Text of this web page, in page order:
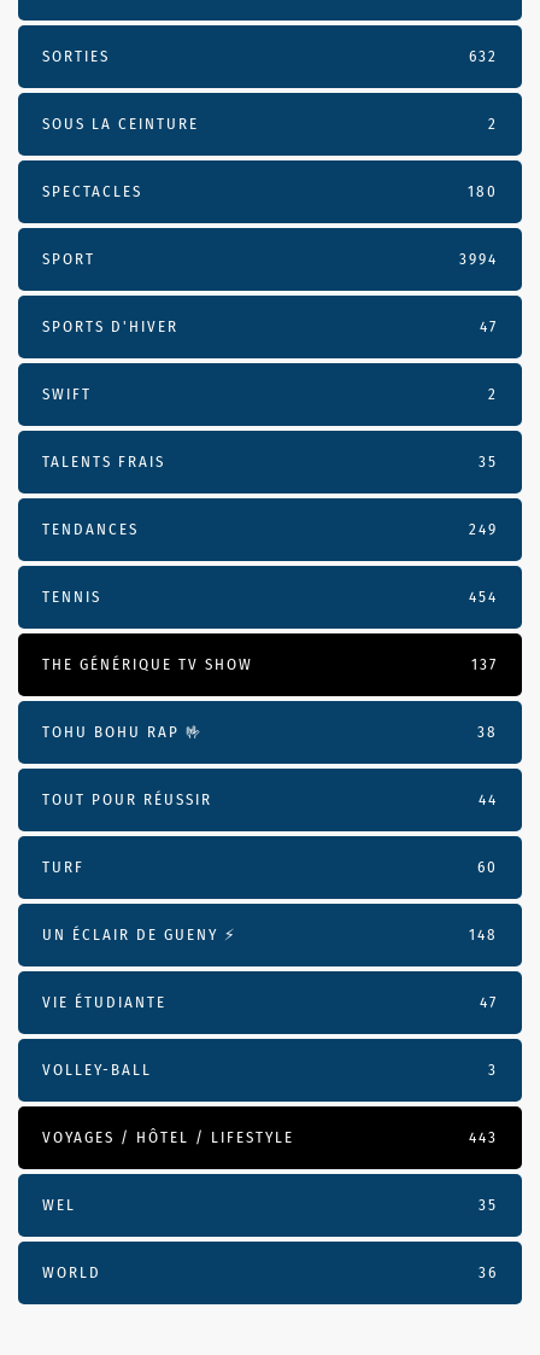
SORTIES 632
SOUS LA CEINTURE 2
SPECTACLES 180
SPORT 3994
SPORTS D'HIVER 47
SWIFT 2
TALENTS FRAIS 35
TENDANCES 249
TENNIS 454
THE GÉNÉRIQUE TV SHOW 137
TOHU BOHU RAP 🤟 38
TOUT POUR RÉUSSIR 44
TURF 60
UN ÉCLAIR DE GUENY ⚡️ 148
VIE ÉTUDIANTE 47
VOLLEY-BALL 3
VOYAGES / HÔTEL / LIFESTYLE 443
WEL 35
WORLD 36